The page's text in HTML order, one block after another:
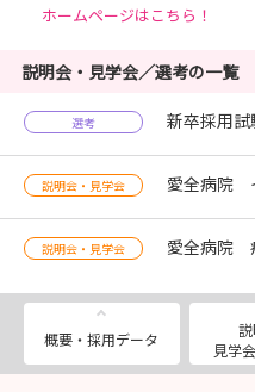
ホームページはこちら！
説明会・見学会／選考の一覧
選考 新卒採用
説明会・見学会 愛全病院
説明会・見学会 愛全病院
概要・採用データ
説
見学